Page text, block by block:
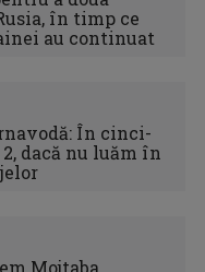
în timp ce
au continuat
În cinci-
dacă nu luăm în
Mojtaba